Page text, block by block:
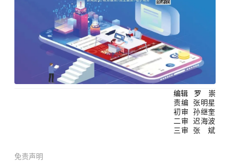
编辑   罗　崇
责编 张明星
初审
孙继奎
二审 迟海波
三审 张 斌
免责声明